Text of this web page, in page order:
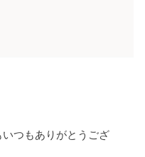
つもありがとうござ